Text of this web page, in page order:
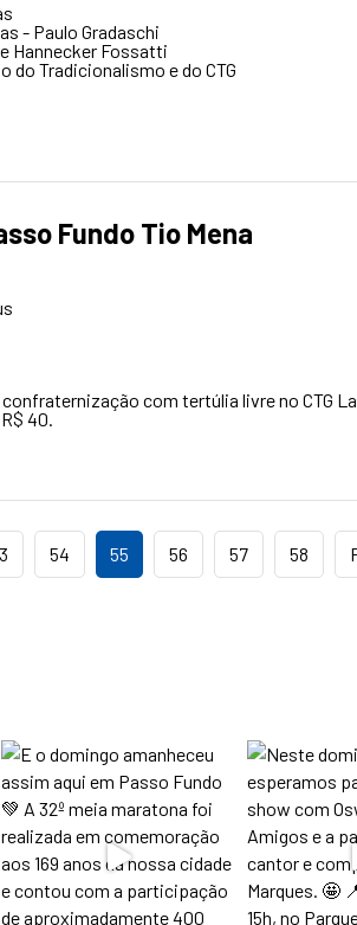
- Paulo Gradaschi
Hannecker Fossatti
Tradicionalismo e do CTG
Fundo Tio Mena
com tertúlia livre no CTG
40.
54 55 56 57 58